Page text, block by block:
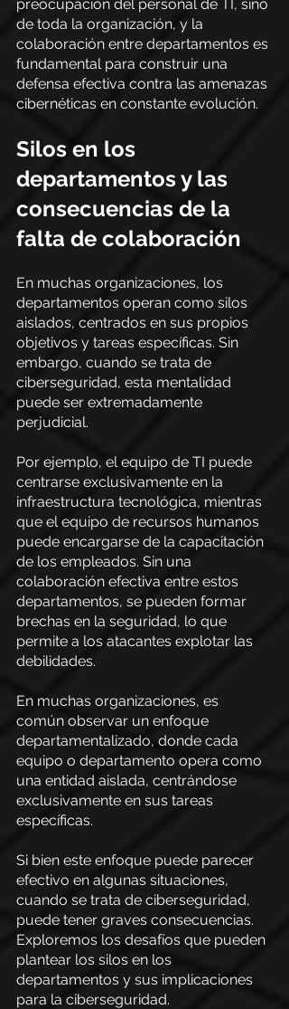
preocupación del personal de TI, sino
de toda la organización, y la
colaboración entre departamentos es
fundamental para construir una
defensa efectiva contra las amenazas
cibernéticas en constante evolución.
Silos en los
departamentos y las
consecuencias de la
falta de colaboración
En muchas organizaciones, los
departamentos operan como silos
aislados, centrados en sus propios
objetivos y tareas específicas. Sin
embargo, cuando se trata de
ciberseguridad, esta mentalidad
puede ser extremadamente
perjudicial.
Por ejemplo, el equipo de TI puede
centrarse exclusivamente en la
infraestructura tecnológica, mientras
que el equipo de recursos humanos
puede encargarse de la capacitación
de los empleados. Sin una
colaboración efectiva entre estos
departamentos, se pueden formar
brechas en la seguridad, lo que
permite a los atacantes explotar las
debilidades.
En muchas organizaciones, es
común observar un enfoque
departamentalizado, donde cada
equipo o departamento opera como
una entidad aislada, centrándose
exclusivamente en sus tareas
específicas.
Si bien este enfoque puede parecer
efectivo en algunas situaciones,
cuando se trata de ciberseguridad,
puede tener graves consecuencias.
Exploremos los desafíos que pueden
plantear los silos en los
departamentos y sus implicaciones
para la ciberseguridad.